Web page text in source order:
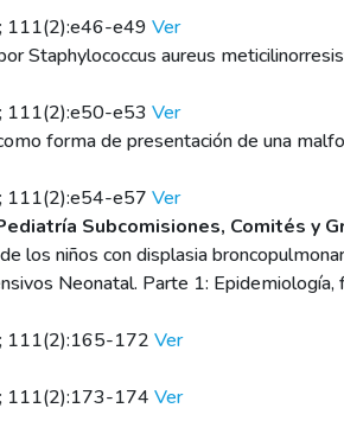
111(2):e46-e49 Ver
Staphylococcus aureus
111(2):e50-e53 Ver
forma de presentación de una
111(2):e54-e57 Ver
Subcomisiones, Comités y
los niños con displasia
Neonatal. Parte 1: Epidemiología,
111(2):165-172 Ver
111(2):173-174 Ver